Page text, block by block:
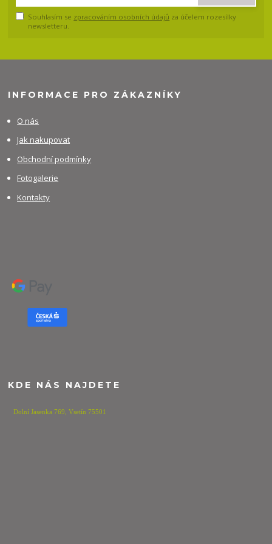
Souhlasím se zpracováním osobních údajů za účelem rozesílky
newsletteru.
INFORMACE PRO ZÁKAZNÍKY
O nás
Jak nakupovat
Obchodní podmínky
Fotogalerie
Kontakty
KDE NÁS NAJDETE
Dolní Jasenka 769,Vsetín 75501